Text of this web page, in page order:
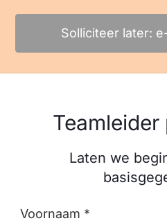
Solliciteer later:
Laten we
Voornaam *